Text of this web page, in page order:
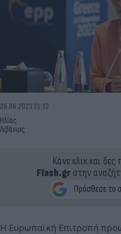
Ηλίας
Λιβάνιος
26.06.2023 21:32
Κάνε κλικ και δες
Flash.grστην
Η Ευρωπαϊκή Επιτροπή